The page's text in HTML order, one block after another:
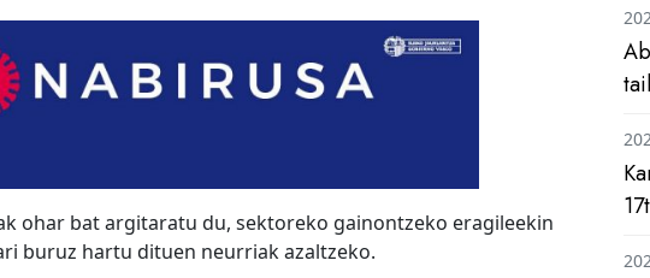
ohar bat argitaratu du, sektoreko gainontzeko eragileekin
buruz hartu dituen neurriak azaltzeko.